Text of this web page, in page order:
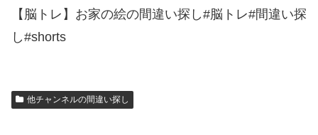
【脳トレ】お家の絵の間違い探し#脳トレ#間違い探
し#shorts
他チャンネルの間違い探し